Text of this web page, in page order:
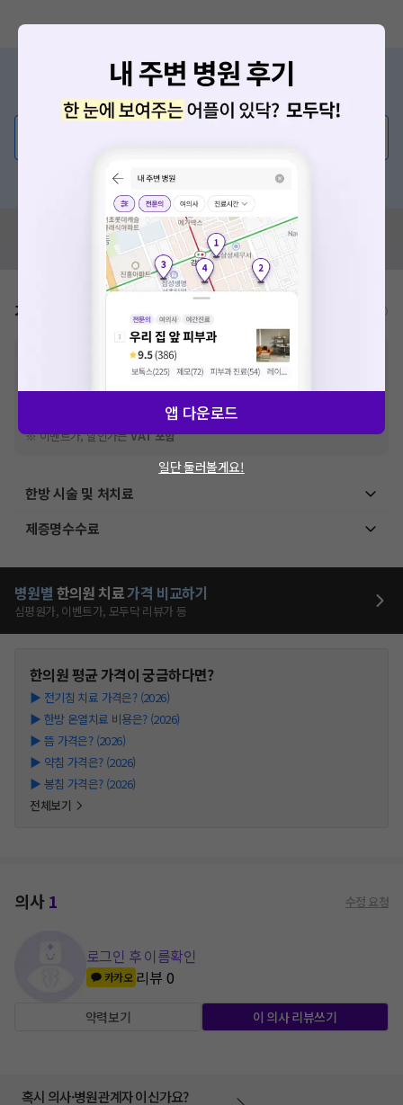
증상/치료, 궁금한 점이 있나요?
의사가 직접 답해드려요!
혹은, 의료상담 서비스에 다양한 게시글 보러가기
혹시 잘못된 병원정보가 있나요?
모두닥 팀에 알려주세요!
가격표
비급여 항목의 경우,추가비용 등으로 실제 가격과 상이할 수 있으니, 정확
한 가격은 해당 의료기관에 직접 문의해주세요.
※급여 항목의 경우,건강보험심사평가원에 고지되어 있는 급여 진료 기준 가
격입니다. (진료와 연관된 복합적인 비용이 추가되어, 병원마다 금액이 다르게
산정될 수 있는 점 참고 바랍니다.)
※ 이벤트가, 할인가는VAT 포함
한방 시술 및 처치료
제증명수수료
병원별 한의원 치료가격 비교하기
심평원가, 이벤트가, 모두닥 리뷰가 등
한의원평균 가격이 궁금하다면?
▶ 전기침 치료 가격은? (2026)
▶ 한방 온열치료 비용은? (2026)
▶ 뜸 가격은? (2026)
▶ 약침 가격은? (2026)
▶ 봉침 가격은? (2026)
전체보기
의사1 수정 요청
로그인 후 이름확인
카카오 리뷰0
약력보기 이 의사 리뷰쓰기
혹시 의사·병원관계자 이신가요?
앱 다운로드
일단 둘러볼게요!